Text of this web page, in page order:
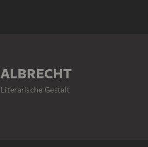
ALBRECHT
Literarische Gestalt